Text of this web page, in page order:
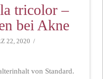
tricolor –
bei Akne
22, 2020
von Standard.